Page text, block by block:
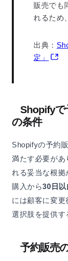
販売でも
れるため
出典：
定」
Shopifyで
の条件
Shopifyの予約
満たす必要が
れる妥当な根
購入から30日
には顧客に変
選択肢を提供
予約販売